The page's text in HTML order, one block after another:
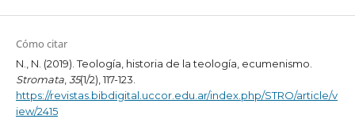
Cómo citar
N., N. (2019). Teología, historia de la teología, ecumenismo.
Stromata,35(1/2), 117-123.
https://revistas.bibdigital.uccor.edu.ar/index.php/STRO/article/v
iew/2415